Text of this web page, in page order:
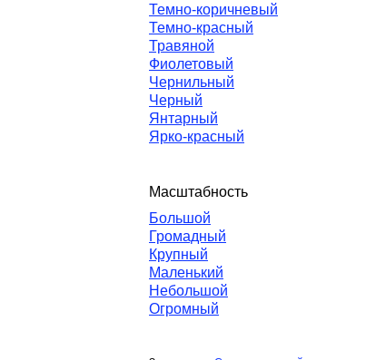
Темно-коричневый
Темно-красный
Травяной
Фиолетовый
Чернильный
Черный
Янтарный
Ярко-красный
Масштабность
Большой
Громадный
Крупный
Маленький
Небольшой
Огромный